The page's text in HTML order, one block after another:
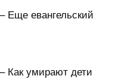
Еще евангельский
Как умирают дети